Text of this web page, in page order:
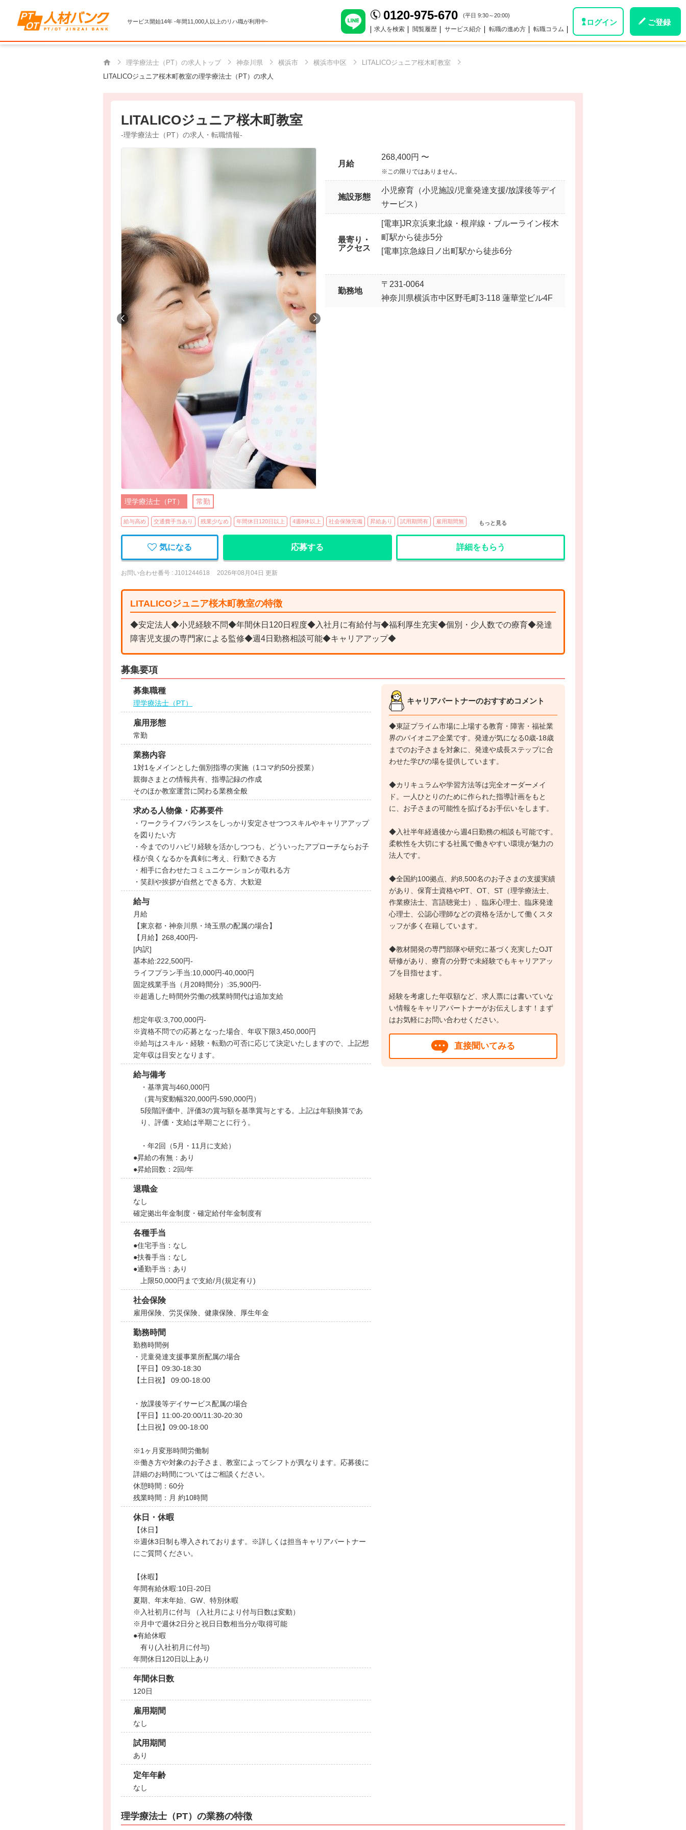
サービス開始14年 -年間11,000人以上のリハ職が利用中- 0120-975-670 (平日 9:30～20:00)
求人を検索 閲覧履歴 サービス紹介 転職の進め方 転職コラム
ログイン ご登録
理学療法士（PT）の求人トップ 神奈川県 横浜市 横浜市中区
LITALICOジュニア桜木町教室
LITALICOジュニア桜木町教室の理学療法士（PT）の求人
LITALICOジュニア桜木町教室
-理学療法士（PT）の求人・転職情報-
理学療法士（PT） 常勤
月給
268,400円 〜
※この限りではありません。
施設形態
小児療育（小児施設/児童発達支援/放課後等デイ
サービス）
最寄り・
アクセス
[電車]JR京浜東北線・根岸線・ブルーライン桜木
町駅から徒歩5分
[電車]京急線日ノ出町駅から徒歩6分
勤務地
〒231-0064
神奈川県横浜市中区野毛町3-118 蓮華堂ビル4F
給与高め 交通費手当あり 残業少なめ 年間休日120日以上 4週8休以上 社会保険完備 昇給あり 試用期間有 雇用期間無 もっと見る
気になる 応募する 詳細をもらう
お問い合わせ番号 : J101244618 2026年08月04日 更新
LITALICOジュニア桜木町教室の特徴
◆安定法人◆小児経験不問◆年間休日120日程度◆入社月に有給付与◆福利厚生充実◆個別・少人数での療育◆発達
障害児支援の専門家による監修◆週4日勤務相談可能◆キャリアアップ◆
募集要項
募集職種
理学療法士（PT）
雇用形態
常勤
業務内容
1対1をメインとした個別指導の実施（1コマ約50分授業）
親御さまとの情報共有、指導記録の作成
そのほか教室運営に関わる業務全般
求める人物像・応募要件
・ワークライフバランスをしっかり安定させつつスキルやキャリアアップ
を図りたい方
・今までのリハビリ経験を活かしつつも、どういったアプローチならお子
様が良くなるかを真剣に考え、行動できる方
・相手に合わせたコミュニケーションが取れる方
・笑顔や挨拶が自然とできる方、大歓迎
給与
月給
【東京都・神奈川県・埼玉県の配属の場合】
【月給】268,400円-
[内訳]
基本給:222,500円-
ライフプラン手当:10,000円-40,000円
固定残業手当（月20時間分）:35,900円-
※超過した時間外労働の残業時間代は追加支給
想定年収:3,700,000円-
※資格不問での応募となった場合、年収下限3,450,000円
※給与はスキル・経験・転勤の可否に応じて決定いたしますので、上記想
定年収は目安となります。
給与備考
・基準賞与460,000円
（賞与変動幅320,000円-590,000円）
5段階評価中、評価3の賞与額を基準賞与とする。上記は年額換算であ
り、評価・支給は半期ごとに行う。
・年2回（5月・11月に支給）
●昇給の有無：あり
●昇給回数：2回/年
退職金
なし
確定拠出年金制度・確定給付年金制度有
各種手当
●住宅手当：なし
●扶養手当：なし
●通勤手当：あり
上限50,000円まで支給/月(規定有り)
社会保険
雇用保険、労災保険、健康保険、厚生年金
勤務時間
勤務時間例
・児童発達支援事業所配属の場合
【平日】09:30-18:30
【土日祝】 09:00-18:00
・放課後等デイサービス配属の場合
【平日】11:00-20:00/11:30-20:30
【土日祝】09:00-18:00
※1ヶ月変形時間労働制
※働き方や対象のお子さま、教室によってシフトが異なります。応募後に
詳細のお時間についてはご相談ください。
休憩時間：60分
残業時間：月 約10時間
休日・休暇
【休日】
※週休3日制も導入されております。※詳しくは担当キャリアパートナー
にご質問ください。
【休暇】
年間有給休暇:10日-20日
夏期、年末年始、GW、特別休暇
※入社初月に付与 （入社月により付与日数は変動）
※月中で週休2日分と祝日日数相当分が取得可能
●有給休暇
有り(入社初月に付与)
年間休日120日以上あり
年間休日数
120日
雇用期間
なし
試用期間
あり
定年年齢
なし
キャリアパートナーのおすすめコメント
◆東証プライム市場に上場する教育・障害・福祉業
界のパイオニア企業です。発達が気になる0歳-18歳
までのお子さまを対象に、発達や成長ステップに合
わせた学びの場を提供しています。
◆カリキュラムや学習方法等は完全オーダーメイ
ド。一人ひとりのために作られた指導計画をもと
に、お子さまの可能性を拡げるお手伝いをします。
◆入社半年経過後から週4日勤務の相談も可能です。
柔軟性を大切にする社風で働きやすい環境が魅力の
法人です。
◆全国約100拠点、約8,500名のお子さまの支援実績
があり、保育士資格やPT、OT、ST（理学療法士、
作業療法士、言語聴覚士）、臨床心理士、臨床発達
心理士、公認心理師などの資格を活かして働くスタ
ッフが多く在籍しています。
◆教材開発の専門部隊や研究に基づく充実したOJT
研修があり、療育の分野で未経験でもキャリアアッ
プを目指せます。
経験を考慮した年収額など、求人票には書いていな
い情報をキャリアパートナーがお伝えします！まず
はお気軽にお問い合わせください。
直接聞いてみる
理学療法士（PT）の業務の特徴